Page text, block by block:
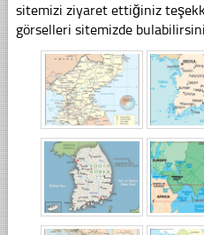
sitemizi ziyaret ettiğiniz
görselleri sitemizde